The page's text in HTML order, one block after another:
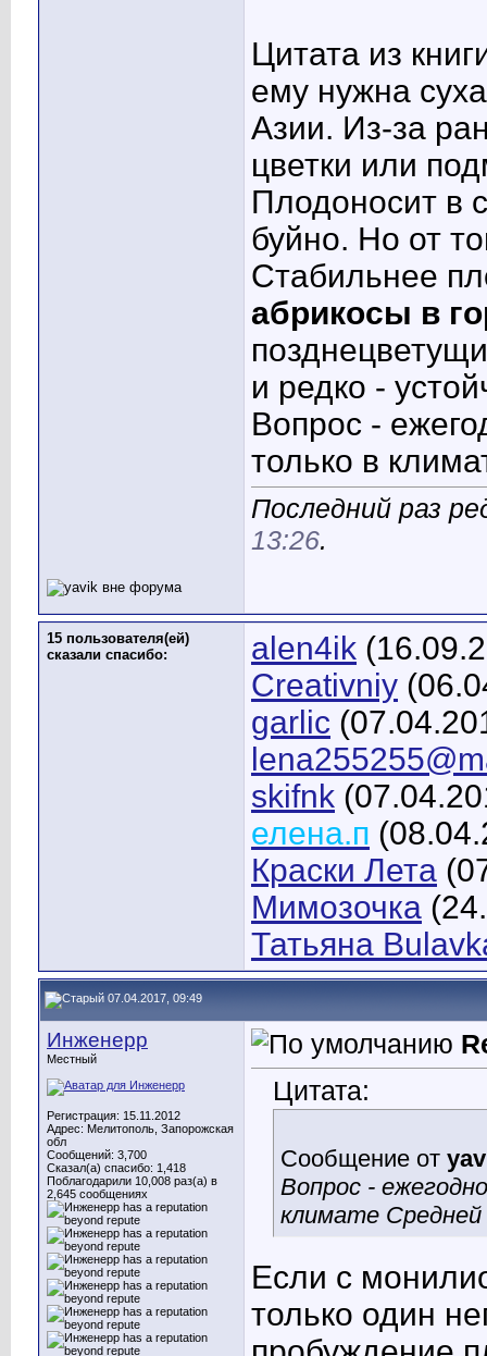
Цитата из
ему нужна
Азии. Из-за
цветки или
Плодоносит в
буйно. Но от
Стабильнее
абрикосы в
и редко -
Вопрос -
только в
Последний раз
13:26.
15 пользователя(ей)
сказали cпасибо:
alen4ik
Creativniy
garlic
skifnk
елена.п
Краски Лета
Мимозочка
Татьяна
07.04.2017, 09:49
Инженерр
Местный
Регистрация: 15.11.2012
Адрес: Мелитополь, Запорожская
обл
Сообщений: 3,700
Сказал(а) спасибо: 1,418
Поблагодарили 10,008 раз(а) в
2,645 сообщениях
Цитата:
Сообщение от
Вопрос -
климате Средней
Если с
только один